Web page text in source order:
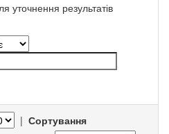
уточнення результатів
| Сортування